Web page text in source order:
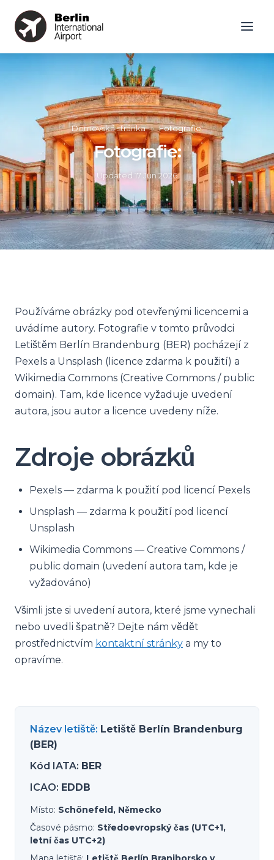
Domovská stránka » Fotografie:
Fotografie:
Updated 17 Jun 2026
Používáme obrázky pod otevřenými licencemi a
uvádíme autory. Fotografie v tomto průvodci
Letištěm Berlín Brandenburg (BER) pocházejí z
Pexels a Unsplash (licence zdarma k použití) a
Wikimedia Commons (Creative Commons / public
domain). Tam, kde licence vyžaduje uvedení
autora, jsou autor a licence uvedeny níže.
Zdroje obrázků
Pexels — zdarma k použití pod licencí Pexels
Unsplash — zdarma k použití pod licencí
Unsplash
Wikimedia Commons — Creative Commons /
public domain (uvedení autora tam, kde je
vyžadováno)
Všimli jste si uvedení autora, které jsme vynechali
nebo uvedli špatně? Dejte nám vědět
prostřednictvím kontaktní stránky a my to
opravíme.
Název letiště: Letiště Berlín Brandenburg
(BER)
Kód IATA: BER
ICAO: EDDB
Místo: Schönefeld, Německo
Časové pásmo: Středoevropský čas (UTC+1,
letní čas UTC+2)